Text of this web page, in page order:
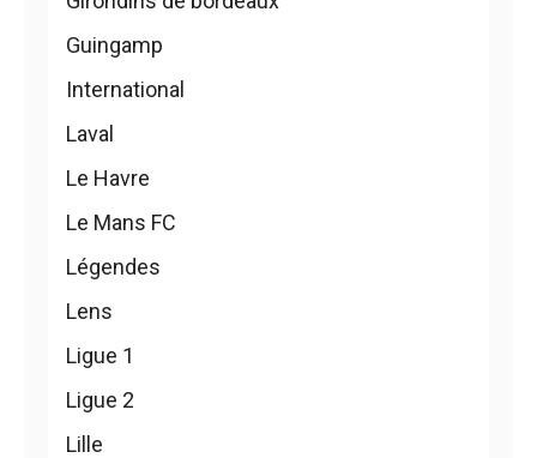
Guingamp
International
Laval
Le Havre
Le Mans FC
Légendes
Lens
Ligue 1
Ligue 2
Lille